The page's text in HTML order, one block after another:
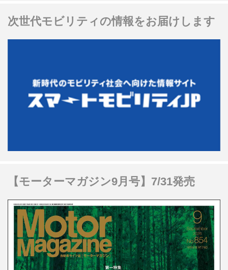
次世代モビリティの情報をお届けします
【モーターマガジン9月号】7/31発売